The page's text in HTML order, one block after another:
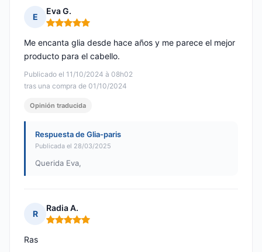
E
Eva G.
Nota: 5 de 5
Publicado el 11/10/2024 à 08h02
tras una compra de 01/10/2024
Me encanta glia desde hace años y me parece el mejor
producto para el cabello.
Opinión traducida
Respuesta de Glia-paris
Publicada el 28/03/2025
Querida Eva,
R
Radia A.
Nota: 5 de 5
Ras